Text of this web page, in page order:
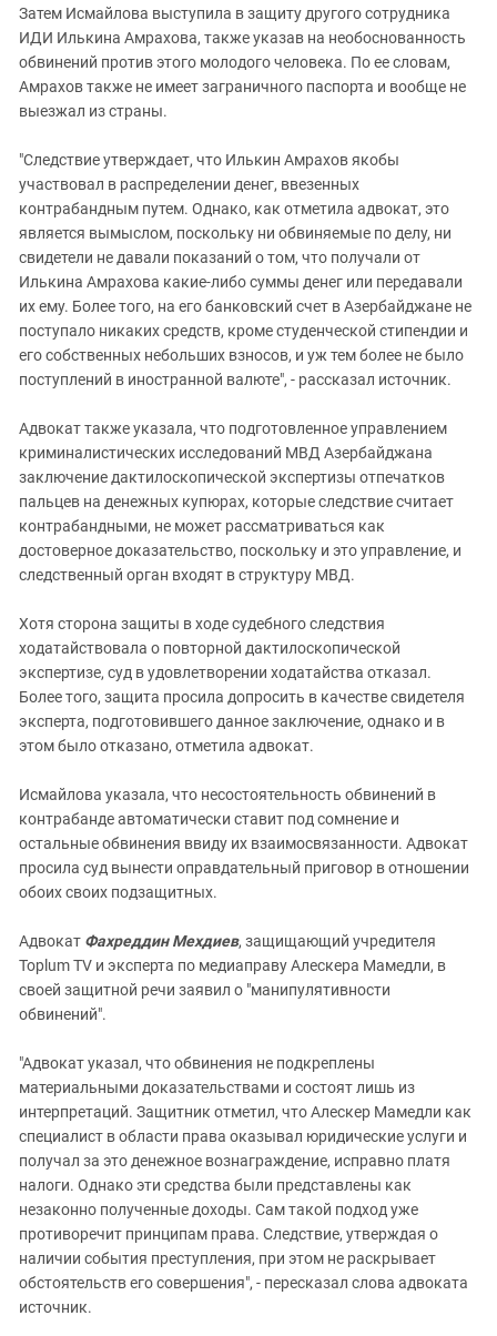
Затем Исмайлова выступила в защиту другого сотрудника
ИДИ Илькина Амрахова, также указав на необоснованность
обвинений против этого молодого человека. По ее словам,
Амрахов также не имеет заграничного паспорта и вообще не
выезжал из страны.
"Следствие утверждает, что Илькин Амрахов якобы
участвовал в распределении денег, ввезенных
контрабандным путем. Однако, как отметила адвокат, это
является вымыслом, поскольку ни обвиняемые по делу, ни
свидетели не давали показаний о том, что получали от
Илькина Амрахова какие-либо суммы денег или передавали
их ему. Более того, на его банковский счет в Азербайджане не
поступало никаких средств, кроме студенческой стипендии и
его собственных небольших взносов, и уж тем более не было
поступлений в иностранной валюте", - рассказал источник.
Адвокат также указала, что подготовленное управлением
криминалистических исследований МВД Азербайджана
заключение дактилоскопической экспертизы отпечатков
пальцев на денежных купюрах, которые следствие считает
контрабандными, не может рассматриваться как
достоверное доказательство, поскольку и это управление, и
следственный орган входят в структуру МВД.
Хотя сторона защиты в ходе судебного следствия
ходатайствовала о повторной дактилоскопической
экспертизе, суд в удовлетворении ходатайства отказал.
Более того, защита просила допросить в качестве свидетеля
эксперта, подготовившего данное заключение, однако и в
этом было отказано, отметила адвокат.
Исмайлова указала, что несостоятельность обвинений в
контрабанде автоматически ставит под сомнение и
остальные обвинения ввиду их взаимосвязанности. Адвокат
просила суд вынести оправдательный приговор в отношении
обоих своих подзащитных.
Адвокат Фахреддин Мехдиев, защищающий учредителя
Toplum TV и эксперта по медиаправу Алескера Мамедли, в
своей защитной речи заявил о "манипулятивности
обвинений".
"Адвокат указал, что обвинения не подкреплены
материальными доказательствами и состоят лишь из
интерпретаций. Защитник отметил, что Алескер Мамедли как
специалист в области права оказывал юридические услуги и
получал за это денежное вознаграждение, исправно платя
налоги. Однако эти средства были представлены как
незаконно полученные доходы. Сам такой подход уже
противоречит принципам права. Следствие, утверждая о
наличии события преступления, при этом не раскрывает
обстоятельств его совершения", - пересказал слова адвоката
источник.